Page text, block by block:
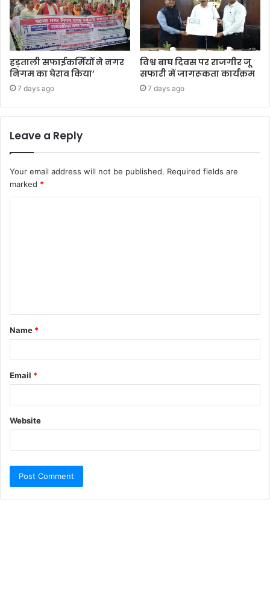
हड़ताली सफाईकर्मियों ने नगर
निगम का घेराव किया’
7 days ago
विश्व बाघ दिवस पर राजगीर जू
सफारी में जागरूकता कार्यक्रम
7 days ago
Leave a Reply
Your email address will not be published. Required fields are
marked *
Name *
Email *
Website